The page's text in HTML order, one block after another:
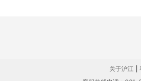
关于沪江